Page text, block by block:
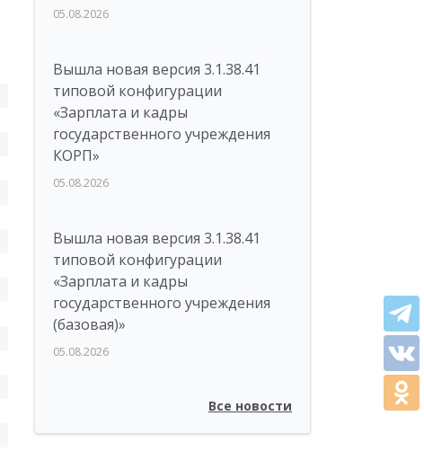
05.08.2026
Вышла новая версия 3.1.38.41
типовой конфигурации
«Зарплата и кадры
государственного учреждения
КОРП»
05.08.2026
Вышла новая версия 3.1.38.41
типовой конфигурации
«Зарплата и кадры
государственного учреждения
(базовая)»
05.08.2026
Все новости